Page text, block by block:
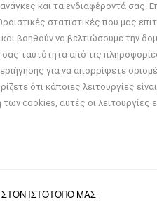
ανάγκες και τα ενδιαφέροντά
στατιστικές που μας
βοηθούν να βελτιώσουμε την
ταυτότητα από τις
για να απορρίψετε
ότι κάποιες λειτουργίες
cookies, αυτές οι λειτουργίες
ΙΣΤΟΤΟΠΟ ΜΑΣ;